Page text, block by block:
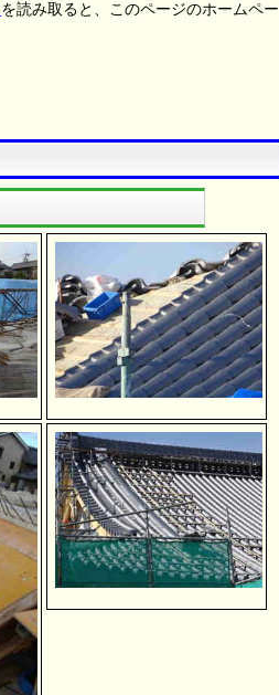
を読み取ると、このページのホームペー